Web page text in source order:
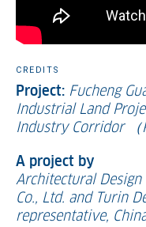
CREDITS
Project: Fucheng
Industrial Land
Industry Corridor （
A project by
Architectural Design
Co., Ltd. and Turin
representative,